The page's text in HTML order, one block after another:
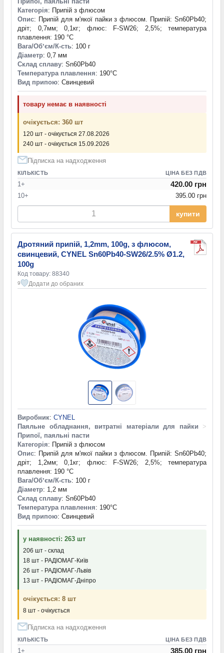
Категорія: Припій з флюсом
Опис: Припій для м'якої пайки з флюсом. Припій: Sn60Pb40;
дріт; 0,7мм; 0,1кг; флюс: F-SW26; 2,5%; температура
плавлення: 190 °С
Вага/Обʼєм/К-сть: 100 г
Діаметр: 0,7 мм
Склад сплаву: Sn60Pb40
Температура плавлення: 190°С
Вид припою: Свинцевий
товару немає в наявності
очікується: 360 шт
120 шт - очікується 27.08.2026
240 шт - очікується 15.09.2026
Підписка на надходження
КІЛЬКІСТЬ ЦІНА БЕЗ ПДВ
1+ 420.00 грн
10+ 395.00 грн
купити
Дротяний припій, 1,2mm, 100g, з флюсом,
свинцевий, CYNEL Sn60Pb40-SW26/2.5% Ø1.2,
100g
Код товару: 88340
9 Додати до обраних
Виробник: CYNEL
Паяльне обладнання, витратні матеріали для пайки
>
Припої, паяльні пасти
Категорія: Припій з флюсом
Опис: Припій для м'якої пайки з флюсом. Припій: Sn60Pb40;
дріт; 1,2мм; 0,1кг; флюс: F-SW26; 2,5%; температура
плавлення: 190 °С
Вага/Обʼєм/К-сть: 100 г
Діаметр: 1,2 мм
Склад сплаву: Sn60Pb40
Температура плавлення: 190°С
Вид припою: Свинцевий
у наявності: 263 шт
206 шт - склад
18 шт - РАДІОМАГ-Київ
26 шт - РАДІОМАГ-Львів
13 шт - РАДІОМАГ-Дніпро
очікується: 8 шт
8 шт - очікується
Підписка на надходження
КІЛЬКІСТЬ ЦІНА БЕЗ ПДВ
1+ 385.00 грн